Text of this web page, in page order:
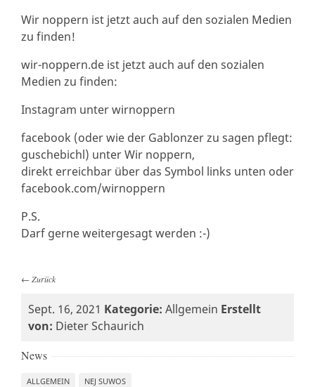
Wir noppern ist jetzt auch auf den sozialen Medien
zu finden!
wir-noppern.de ist jetzt auch auf den sozialen
Medien zu finden:
Instagram unter wirnoppern
facebook (oder wie der Gablonzer zu sagen pflegt:
guschebichl) unter Wir noppern,
direkt erreichbar über das Symbol links unten oder
facebook.com/wirnoppern
P.S.
Darf gerne weitergesagt werden :-)
← Zurück
Sept. 16, 2021 Kategorie: Allgemein Erstellt
von: Dieter Schaurich
News
ALLGEMEIN NEJ SUWOS